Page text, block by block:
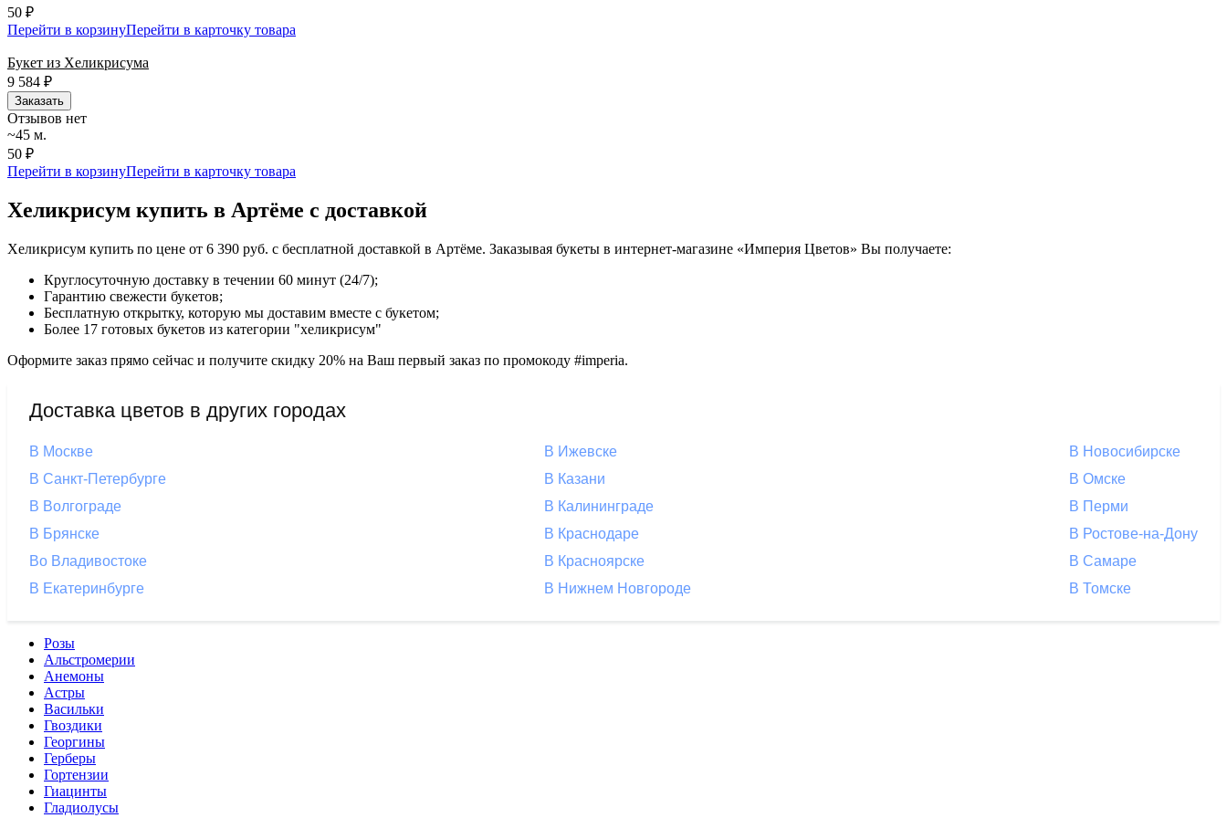
50 ₽
Перейти в корзинуПерейти в карточку товара
Букет из Хеликрисума
9 584 ₽
Заказать
Отзывов нет
~45 м.
50 ₽
Перейти в корзинуПерейти в карточку товара
Хеликрисум купить в Артёме с доставкой
Хеликрисум купить по цене от 6 390 руб. с бесплатной доставкой в Артёме. Заказывая букеты в интернет-магазине «Империя Цветов» Вы получаете:
Круглосуточную доставку в течении 60 минут (24/7);
Гарантию свежести букетов;
Бесплатную открытку, которую мы доставим вместе с букетом;
Более 17 готовых букетов из категории "хеликрисум"
Оформите заказ прямо сейчас и получите скидку 20% на Ваш первый заказ по промокоду #imperia.
Доставка цветов в других городах
В Москве
В Санкт-Петербурге
В Волгограде
В Брянске
Во Владивостоке
В Екатеринбурге
В Ижевске
В Казани
В Калининграде
В Краснодаре
В Красноярске
В Нижнем Новгороде
В Новосибирске
В Омске
В Перми
В Ростове-на-Дону
В Самаре
В Томске
Розы
Альстромерии
Анемоны
Астры
Васильки
Гвоздики
Георгины
Герберы
Гортензии
Гиацинты
Гладиолусы